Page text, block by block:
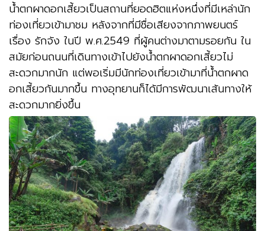
น้ำตกผาดอกเสี้ยวเป็นสถานที่ยอดฮิตแห่งหนึ่งที่มีเหล่านัก
ท่องเที่ยวเข้ามาชม หลังจากที่มีชื่อเสียงจากภาพยนตร์
เรื่อง รักจัง ในปี พ.ศ.2549 ที่ผู้คนต่างมาตามรอยกัน ใน
สมัยก่อนถนนที่เดินทางเข้าไปยังน้ำตกผาดอกเสี้ยวไม่
สะดวกมากนัก แต่พอเริ่มมีนักท่องเที่ยวเข้ามาที่น้ำตกผาด
อกเสี้ยวกันมากขึ้น ทางอุทยานก็ได้มีการพัฒนาเส้นทางให้
สะดวกมากยิ่งขึ้น